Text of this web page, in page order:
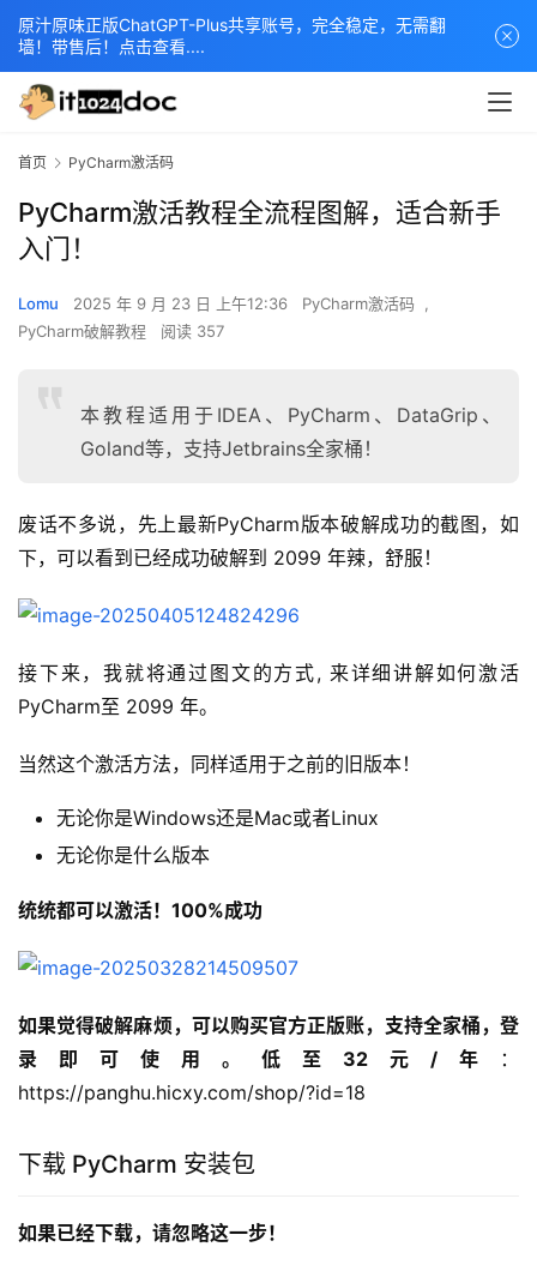
首页 PyCharm激活码
PyCharm激活教程全流程图解，适合新手
入门！
Lomu 2025 年 9 月 23 日 上午12:36 PyCharm激活码
,
PyCharm破解教程
阅读 357
本教程适用于IDEA、PyCharm、DataGrip、
Goland等，支持Jetbrains全家桶！
废话不多说，先上最新PyCharm版本破解成功的截图，如
下，可以看到已经成功破解到 2099 年辣，舒服！
接下来，我就将通过图文的方式, 来详细讲解如何激活
PyCharm至 2099 年。
当然这个激活方法，同样适用于之前的旧版本！
无论你是Windows还是Mac或者Linux
无论你是什么版本
统统都可以激活！100%成功
如果觉得破解麻烦，可以购买官方正版账，支持全家桶，登
录即可使用。低至32元/年
：
https://panghu.hicxy.com/shop/?id=18
下载 PyCharm 安装包
如果已经下载，请忽略这一步！
原汁原味正版ChatGPT-Plus共享账号，完全稳定，无需翻
墙！带售后！点击查看....